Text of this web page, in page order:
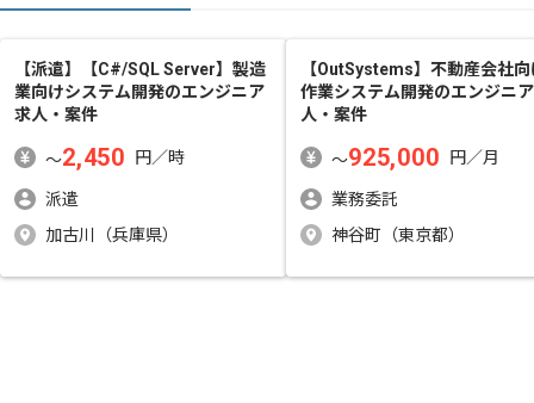
【派遣】【C#/SQL Server】製造
業向けシステム開発のエンジニア
求人・案件
〜2,450 円／時
派遣
加古川（兵庫県）
【OutSystems】不動産会社向
作業システム開発のエンジニ
人・案件
〜925,000 円／月
業務委託
神谷町（東京都）